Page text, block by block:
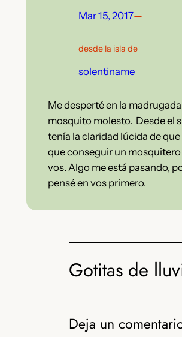
Mar 15, 2017—
desde la isla de
solentiname
Me desperté en la
mosquito molesto. Desde el
tenía la claridad lúcida de
que conseguir un mosquitero
vos. Algo me está pasando,
pensé en vos primero.
Gotitas de
Deja un